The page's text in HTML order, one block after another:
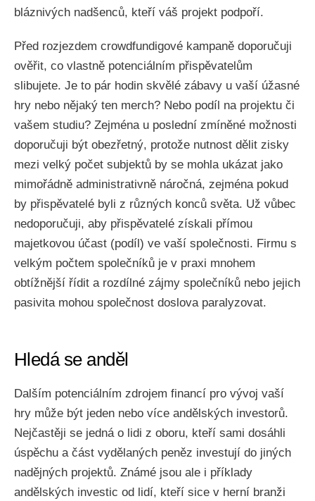
bláznivých nadšenců, kteří váš projekt podpoří.
Před rozjezdem crowdfundigové kampaně doporučuji
ověřit, co vlastně potenciálním přispěvatelům
slibujete. Je to pár hodin skvělé zábavy u vaší úžasné
hry nebo nějaký ten merch? Nebo podíl na projektu či
vašem studiu? Zejména u poslední zmíněné možnosti
doporučuji být obezřetný, protože nutnost dělit zisky
mezi velký počet subjektů by se mohla ukázat jako
mimořádně administrativně náročná, zejména pokud
by přispěvatelé byli z různých konců světa. Už vůbec
nedoporučuji, aby přispěvatelé získali přímou
majetkovou účast (podíl) ve vaší společnosti. Firmu s
velkým počtem společníků je v praxi mnohem
obtížnější řídit a rozdílné zájmy společníků nebo jejich
pasivita mohou společnost doslova paralyzovat.
Hledá se anděl
Dalším potenciálním zdrojem financí pro vývoj vaší
hry může být jeden nebo více andělských investorů.
Nejčastěji se jedná o lidi z oboru, kteří sami dosáhli
úspěchu a část vydělaných peněz investují do jiných
nadějných projektů. Známé jsou ale i příklady
andělských investic od lidí, kteří sice v herní branži